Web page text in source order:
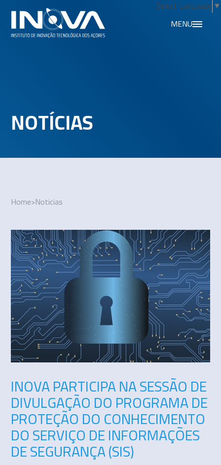
Select Language ▼
MENU
NOTÍCIAS
Home>Noticias
INOVA PARTICIPA NA SESSÃO DE
DIVULGAÇÃO DO PROGRAMA DE
PROTEÇÃO DO CONHECIMENTO
DO SERVIÇO DE INFORMAÇÕES
DE SEGURANÇA (SIS)